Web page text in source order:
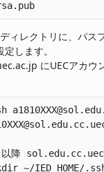
ィレクトリに、パス
します。
にUECアカウ
降
~/IED_HOME/